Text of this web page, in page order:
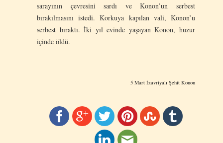
sarayının çevresini sardı ve Konon’un serbest
bırakılmasını istedi. Korkuya kapılan vali, Konon’u
serbest bıraktı. İki yıl evinde yaşayan Konon, huzur
içinde öldü.
5 Mart İzavriyalı Şehit Konon